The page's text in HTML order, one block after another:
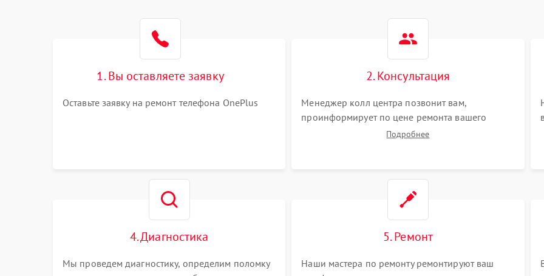
1. Вы оставляете заявку
Оставьте заявку на ремонт телефона OnePlus
2. Консультация
Менеджер колл центра позвонит вам,
проинформирует по цене ремонта вашего
телефона а также ответит на все ваши вопросы.
Подробнее
4. Диагностика
Мы проведем диагностику, определим поломку
5. Ремонт
Наши мастера по ремонту ремонтируют ваш